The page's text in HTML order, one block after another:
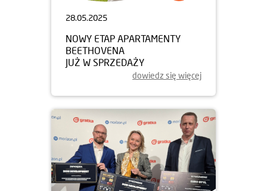
28.05.2025
NOWY ETAP APARTAMENTY
BEETHOVENA
JUŻ W SPRZEDAŻY
dowiedz się więcej